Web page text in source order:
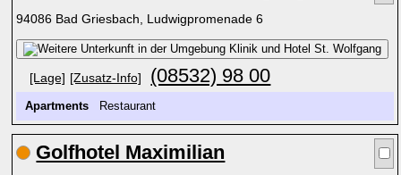
94086 Bad Griesbach, Ludwigpromenade 6
[Lage] [Zusatz-Info] (08532) 98 00
Apartments Restaurant
Golfhotel Maximilian